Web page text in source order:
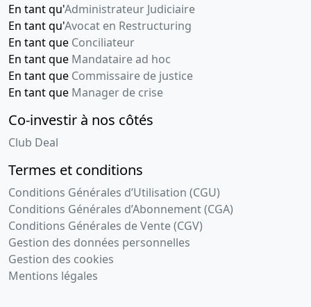
En tant qu'Administrateur Judiciaire
En tant qu'Avocat en Restructuring
En tant que Conciliateur
En tant que Mandataire ad hoc
En tant que Commissaire de justice
En tant que Manager de crise
Co-investir à nos côtés
Club Deal
Termes et conditions
Conditions Générales d’Utilisation (CGU)
Conditions Générales d’Abonnement (CGA)
Conditions Générales de Vente (CGV)
Gestion des données personnelles
Gestion des cookies
Mentions légales